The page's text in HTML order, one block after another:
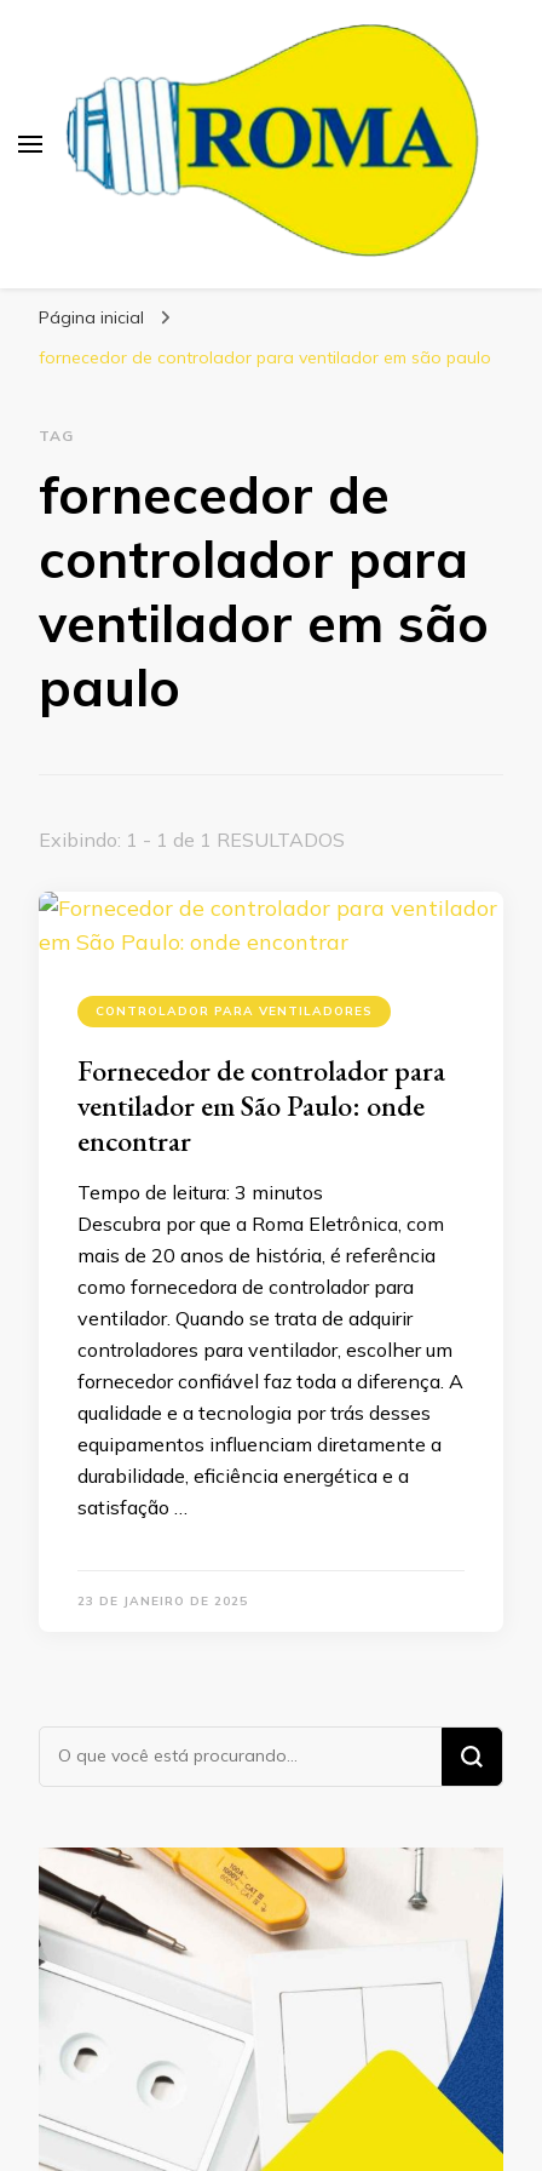
Página inicial
fornecedor de controlador para ventilador em são paulo
TAG
fornecedor de
controlador para
ventilador em são
paulo
Exibindo: 1 - 1 de 1 RESULTADOS
CONTROLADOR PARA VENTILADORES
Fornecedor de controlador para
ventilador em São Paulo: onde
encontrar
Tempo de leitura: 3 minutos
Descubra por que a Roma Eletrônica, com
mais de 20 anos de história, é referência
como fornecedora de controlador para
ventilador. Quando se trata de adquirir
controladores para ventilador, escolher um
fornecedor confiável faz toda a diferença. A
qualidade e a tecnologia por trás desses
equipamentos influenciam diretamente a
durabilidade, eficiência energética e a
satisfação …
23 DE JANEIRO DE 2025
Procurando
algo?